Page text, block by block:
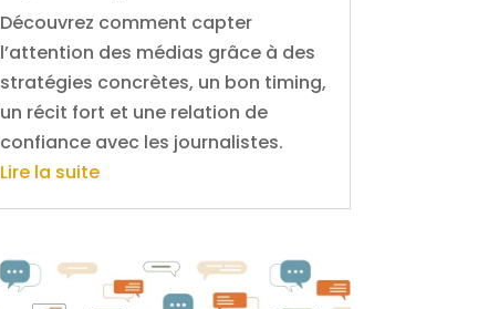
Découvrez comment capter
l’attention des médias grâce à des
stratégies concrètes, un bon timing,
un récit fort et une relation de
confiance avec les journalistes.
Lire la suite